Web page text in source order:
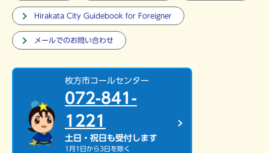
Hirakata City Guidebook for Foreigner
メールでのお問い合わせ
枚方市コールセンター
072-841-
1221
土日・祝日も受付します
1月1日から3日を除く